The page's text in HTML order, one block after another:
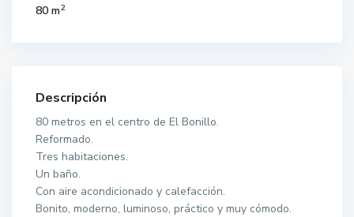
80 m2
Descripción
80 metros en el centro de El Bonillo.
Reformado.
Tres habitaciones.
Un baño.
Con aire acondicionado y calefacción.
Bonito, moderno, luminoso, práctico y muy cómodo.